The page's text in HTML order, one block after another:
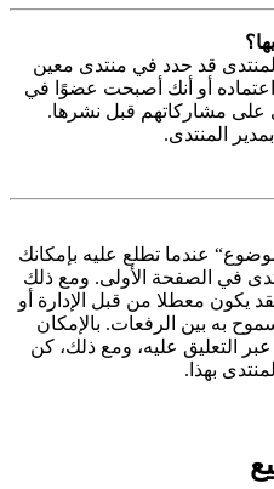
قد حدد في منتدى معين
أو أنك أصبحت عضوًا في
على مشاركاتهم قبل نشرها.
المنتدى.
عندما تطلع عليه بإمكانك
في الصفحة الأولى. ومع ذلك
يكون معطلا من قبل الإدارة أو
به بين الرفعات. بالإمكان
التعليق عليه، ومع ذلك، كن
بهذا.